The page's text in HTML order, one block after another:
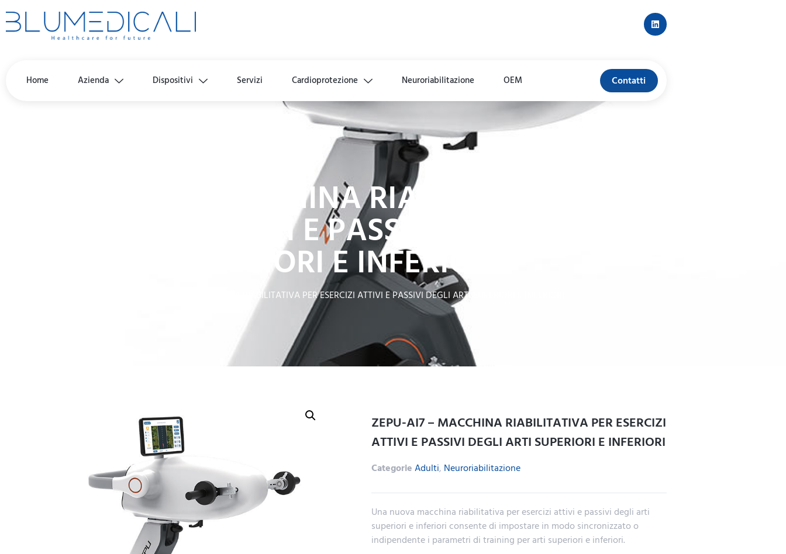
Home Azienda Dispositivi Servizi Cardioprotezione Neuroriabilitazione OEM Contatti
ZEPU-AI7 – MACCHINA RIABILITATIVA PER
ESERCIZI ATTIVI E PASSIVI DEGLI ARTI
SUPERIORI E INFERIORI
ZEPU-AI7 – MACCHINA RIABILITATIVA PER ESERCIZI ATTIVI E PASSIVI DEGLI ARTI SUPERIORI E INFERIORI
ZEPU-AI7 – MACCHINA RIABILITATIVA PER ESERCIZI
ATTIVI E PASSIVI DEGLI ARTI SUPERIORI E INFERIORI
CategorieAdulti, Neuroriabilitazione
Una nuova macchina riabilitativa per esercizi attivi e passivi degli arti
superiori e inferiori consente di impostare in modo sincronizzato o
indipendente i parametri di training per arti superiori e inferiori.